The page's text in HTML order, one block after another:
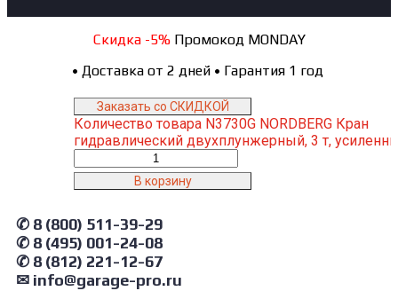
Скидка -5%Промокод MONDAY
• Доставка от 2 дней • Гарантия 1 год
Заказать со СКИДКОЙ
Количество товара N3730G NORDBERG Кран
гидравлический двухплунжерный, 3 т,
В корзину
✆ 8 (800) 511-39-29
✆ 8 (495) 001-24-08
✆ 8 (812) 221-12-67
✉ info@garage-pro.ru